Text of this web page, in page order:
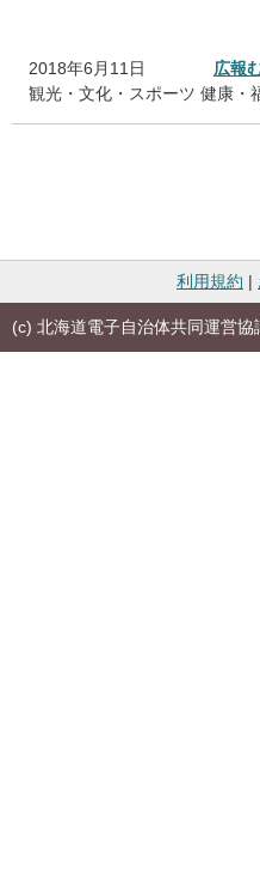
2018年6月11日
広報
観光・文化・スポーツ 健康・
利用規約 |
(c) 北海道電子自治体共同運営協